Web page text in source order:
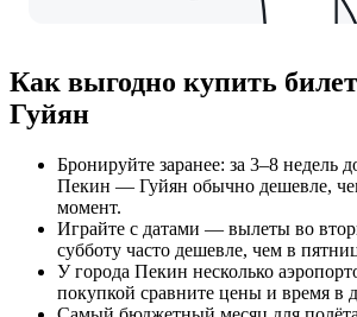
Как выгодно купить
Гуйян
Бронируйте заранее: за 3–8 недель
Пекин — Гуйян обычно дешевле,
момент.
Играйте с датами — вылеты во
субботу часто дешевле, чем в
У города Пекин несколько
покупкой сравните цены и время в